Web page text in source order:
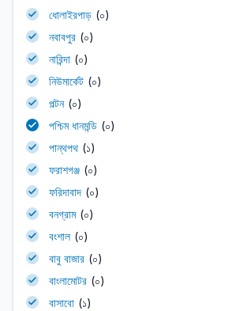
ধোলাইরপাড় (০)
নবাবপুর (০)
নারিন্দা (০)
নিউমার্কেট (০)
পল্টন (০)
পশ্চিম ধানমন্ডি (০)
পান্থপথ (১)
ফরাশগঞ্জ (০)
ফরিদাবাদ (০)
বনগ্রাম (০)
বংশাল (০)
বাবু বাজার (০)
বাংলামোটর (০)
বাসাবো (১)